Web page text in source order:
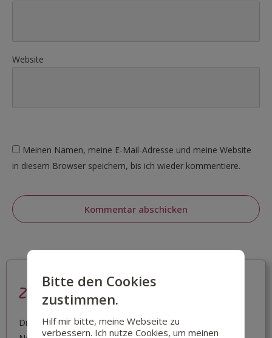
Website
Meinen Namen, meine E-Mail-Adresse und meine Website
in diesem Browser speichern, bis ich wieder kommentiere.
Kommentar abschicken
Zum Newsletter anmelden
Dir gefällt, was du hier liest? Mit einer Anmeldung zum
Bitte den Cookies
zustimmen.
Hilf mir bitte, meine Webseite zu
verbessern. Ich nutze Cookies, um meinen